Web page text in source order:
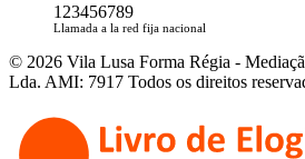
123456789
Llamada a la red fija nacional
© 2026 Vila Lusa Forma Régia -
Lda. AMI: 7917 Todos os direitos